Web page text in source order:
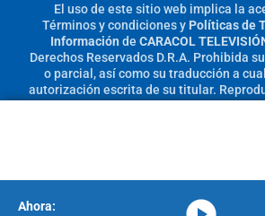
El uso de este sitio web implica la
Términos y condicionesy Políticas de
Información de CARACOL
Derechos Reservados D.R.A. Prohibida
o parcial, así como su traducción a
autorización escrita de su titular.